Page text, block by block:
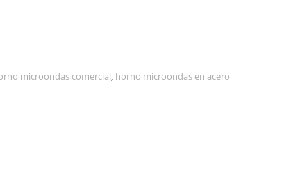
microondas comercial, horno microondas en acero